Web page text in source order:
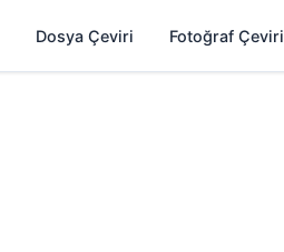
Dosya Çeviri Fotoğraf Çeviri